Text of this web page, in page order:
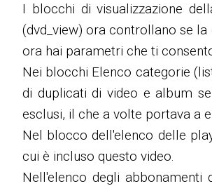
I blocchi di visualizzazione
(dvd_view) ora controllano se
ora hai parametri che ti
Nei blocchi Elenco categorie
di duplicati di video e album
esclusi, il che a volte portava a
Nel blocco dell'elenco delle
cui è incluso questo video.
Nell'elenco degli